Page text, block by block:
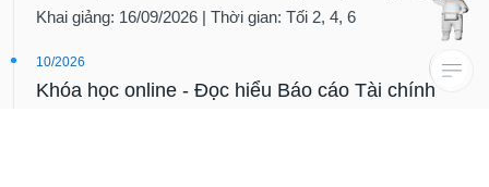
Khai giảng: 16/09/2026 | Thời gian: Tối 2, 4, 6
10/2026
Khóa học online - Đọc hiểu Báo cáo Tài chính